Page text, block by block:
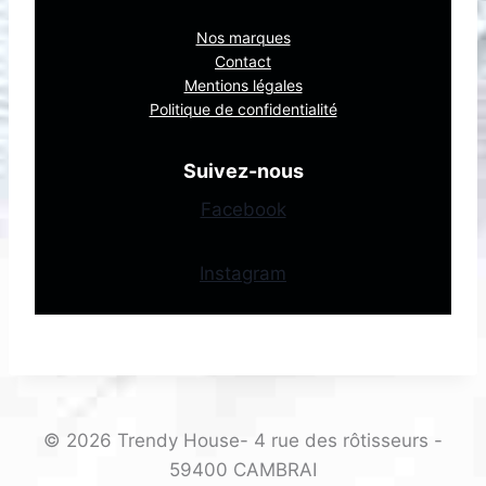
Nos marques
Contact
Mentions légales
Politique de confidentialité
Suivez-nous
Facebook
Instagram
© 2026 Trendy House- 4 rue des rôtisseurs -
59400 CAMBRAI